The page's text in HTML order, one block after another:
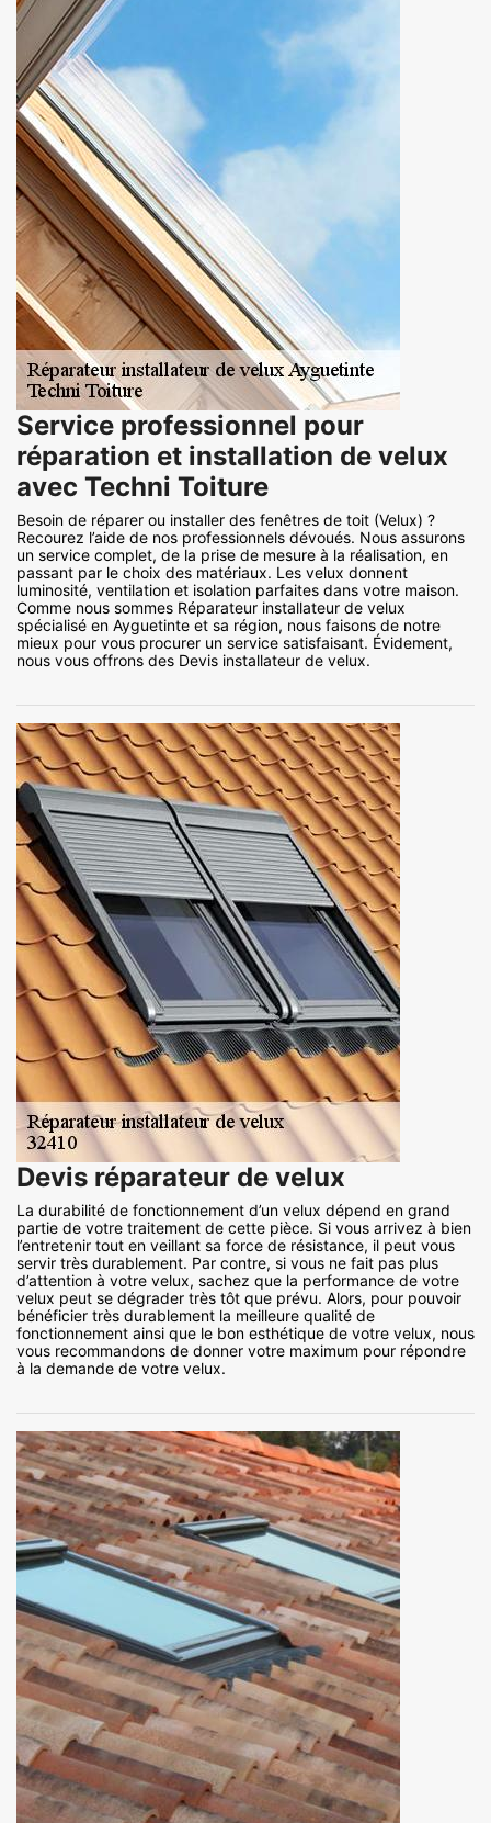
Service professionnel pour
réparation et installation de velux
avec Techni Toiture
Besoin de réparer ou installer des fenêtres de toit (Velux) ?
Recourez l’aide de nos professionnels dévoués. Nous assurons
un service complet, de la prise de mesure à la réalisation, en
passant par le choix des matériaux. Les velux donnent
luminosité, ventilation et isolation parfaites dans votre maison.
Comme nous sommes Réparateur installateur de velux
spécialisé en Ayguetinte et sa région, nous faisons de notre
mieux pour vous procurer un service satisfaisant. Évidement,
nous vous offrons des Devis installateur de velux.
Devis réparateur de velux
La durabilité de fonctionnement d’un velux dépend en grand
partie de votre traitement de cette pièce. Si vous arrivez à bien
l’entretenir tout en veillant sa force de résistance, il peut vous
servir très durablement. Par contre, si vous ne fait pas plus
d’attention à votre velux, sachez que la performance de votre
velux peut se dégrader très tôt que prévu. Alors, pour pouvoir
bénéficier très durablement la meilleure qualité de
fonctionnement ainsi que le bon esthétique de votre velux, nous
vous recommandons de donner votre maximum pour répondre
à la demande de votre velux.